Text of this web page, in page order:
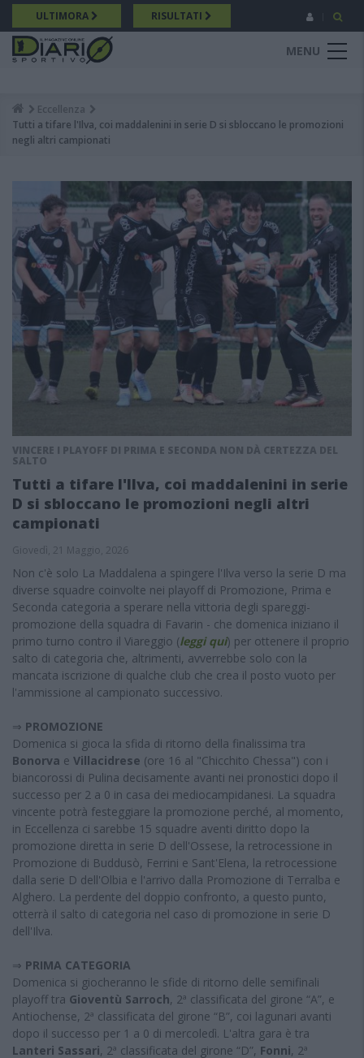
Salta
al
contenuto
principale
ULTIMORA RISULTATI
MENU
Breadcrumb
Eccellenza
Tutti a tifare l'Ilva, coi maddalenini in serie D si sbloccano le promozioni
negli altri campionati
VINCERE I PLAYOFF DI PRIMA E SECONDA NON DÀ CERTEZZA DEL
SALTO
Tutti a tifare l'Ilva, coi maddalenini in serie
D si sbloccano le promozioni negli altri
campionati
Giovedì, 21 Maggio, 2026
Non c'è solo La Maddalena a spingere l'Ilva verso la serie D ma
diverse squadre coinvolte nei playoff di Promozione, Prima e
Seconda categoria a sperare nella vittoria degli spareggi-
promozione della squadra di Favarin - che domenica iniziano il
primo turno contro il Viareggio (leggi qui) per ottenere il proprio
salto di categoria che, altrimenti, avverrebbe solo con la
mancata iscrizione di qualche club che crea il posto vuoto per
l'ammissione al campionato successivo.
⇒ PROMOZIONE
Domenica si gioca la sfida di ritorno della finalissima tra
Bonorva e Villacidrese (ore 16 al "Chicchito Chessa") con i
biancorossi di Pulina decisamente avanti nei pronostici dopo il
successo per 2 a 0 in casa dei mediocampidanesi. La squadra
vincente potrà festeggiare la promozione perché, al momento,
in Eccellenza ci sarebbe 15 squadre aventi diritto dopo la
promozione diretta in serie D dell'Ossese, la retrocessione in
Promozione di Buddusò, Ferrini e Sant'Elena, la retrocessione
dalla serie D dell'Olbia e l'arrivo dalla Promozione di Terralba e
Alghero. La perdente del doppio confronto, a questo punto,
otterrà il salto di categoria nel caso di promozione in serie D
dell'Ilva.
⇒ PRIMA CATEGORIA
Domenica si giocheranno le sfide di ritorno delle semifinali
playoff tra Gioventù Sarroch, 2ª classificata del girone “A”, e
Antiochense, 2ª classificata del girone “B”, coi lagunari avanti
dopo il successo per 1 a 0 di mercoledì. L'altra gara è tra
Lanteri Sassari, 2ª classificata del girone “D”, Fonni, 2ª